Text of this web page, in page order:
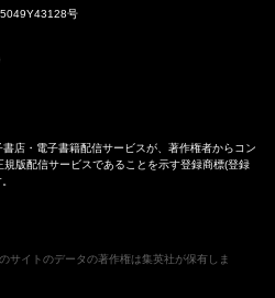
号
店・電子書籍配信サービスが、著作権者からコン
版配信サービスであることを示す登録商標(登録
サイトのデータの著作権は集英社が保有しま